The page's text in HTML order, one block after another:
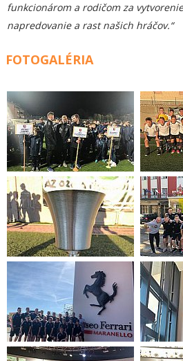
funkcionárom a rodičom za
napredovanie a rast našich hráčov.“
FOTOGALÉRIA